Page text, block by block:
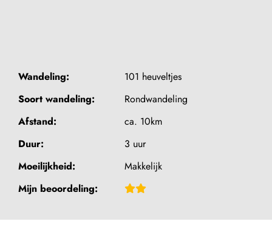
Wandeling:
101 heuveltjes
Soort wandeling:
Rondwandeling
Afstand:
ca. 10km
Duur:
3 uur
Moeilijkheid:
Makkelijk
Mijn beoordeling:
Beoordeling: